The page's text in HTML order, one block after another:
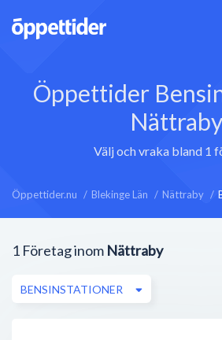
Öppettider
Nättraby
Välj och vraka bland 1
Öppettider.nu Blekinge Län Nättraby
1 Företag inom Nättraby
BENSINSTATIONER